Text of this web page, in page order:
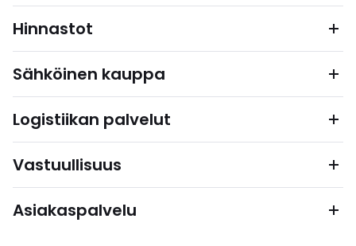
Hinnastot
Sähköinen kauppa
Logistiikan palvelut
Vastuullisuus
Asiakaspalvelu